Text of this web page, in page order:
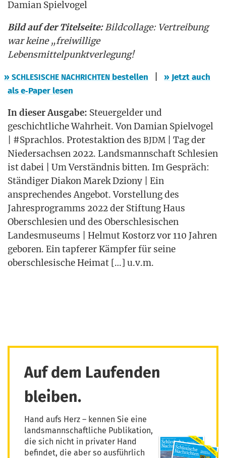
Dami­an Spielvogel
Bild auf der Titel­sei­te:Bild­col­la­ge: Ver­trei­bung
war kei­ne „frei­wil­li­ge
Lebensmittelpunktverlegung!
» SCHLESISCHE NACHRICHTEN bestel­len |» Jetzt auch
als e‑Paper lesen
In die­ser Aus­ga­be: Steu­er­gel­der und
geschicht­li­che Wahr­heit. Von Dami­an Spiel­vo­gel
| #Sprach­los. Pro­test­ak­ti­on des BJDM | Tag der
Nie­der­sach­sen 2022. Lands­mann­schaft Schle­si­en
ist dabei | Um Ver­ständ­nis bit­ten. Im Gespräch:
Stän­di­ger Dia­kon Marek Dzio­ny | Ein
anspre­chen­des Ange­bot. Vor­stel­lung des
Jah­res­pro­gramms 2022 der Stif­tung Haus
Ober­schle­si­en und des Ober­schle­si­schen
Lan­des­mu­se­ums | Hel­mut Kos­torz vor 110 Jah­ren
gebo­ren. Ein tap­fe­rer Kämp­fer für sei­ne
ober­schle­si­sche Hei­mat […] u.v.m.
Auf dem Laufenden
bleiben.
Hand aufs Herz – kennen Sie eine
landsmannschaftliche Publikation,
die sich nicht in privater Hand
befindet, die aber so ausführlich